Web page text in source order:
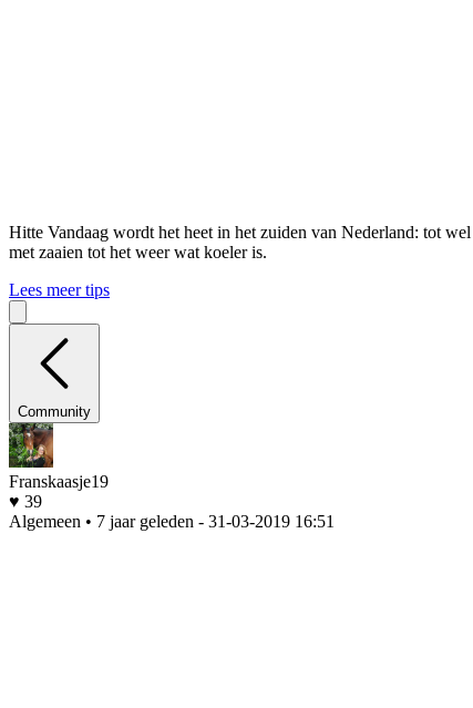
Hitte Vandaag wordt het heet in het zuiden van Nederland: tot
met zaaien tot het weer wat koeler is.
Lees meer tips
Community
Franskaasje19
♥ 39
Algemeen • 7 jaar geleden - 31-03-2019 16:51